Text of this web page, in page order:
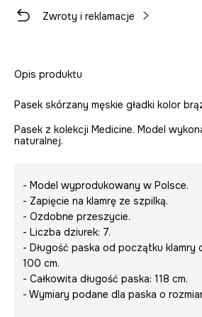
Zwroty i reklamacje
Opis produktu
Pasek skórzany męskie gładki kolor
Pasek z kolekcji Medicine. Model
naturalnej.
- Model wyprodukowany w Polsce.
- Zapięcie na klamrę ze szpilką.
- Ozdobne przeszycie.
- Liczba dziurek: 7.
- Długość paska od początku klamry
100 cm.
- Całkowita długość paska: 118 cm.
- Wymiary podane dla paska o